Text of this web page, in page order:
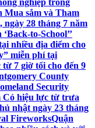
nghiệp trong
Mua sắm và Tham
28 tháng 7 năm
to-School’’
nhiều địa điểm cho
miễn phí tại
từ 7 giờ tối cho đến 9
County
Security
Có hiệu lực từ trưa
nhật ngày 23 tháng
FireworksQuận